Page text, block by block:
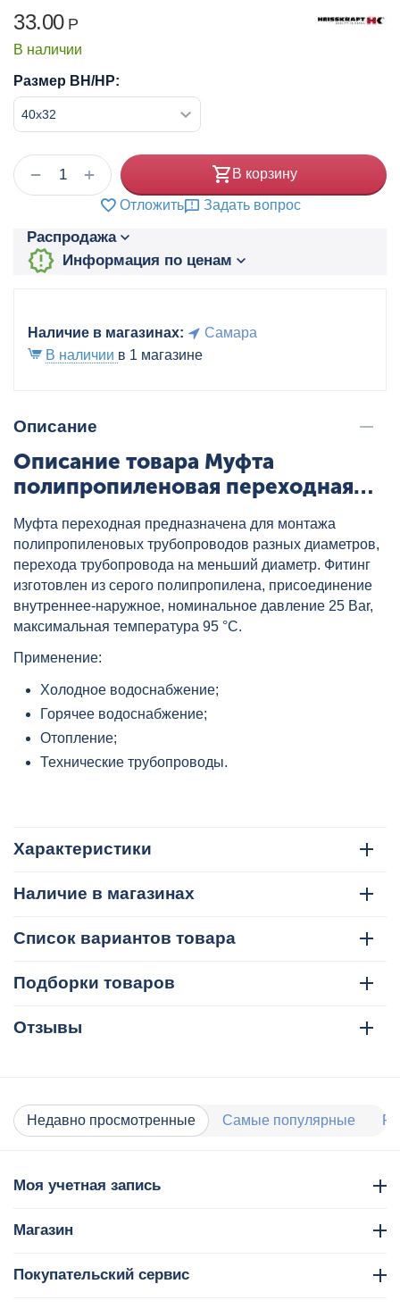
33.00 Р
В наличии
Размер ВН/НР:
+
− В корзину
Отложить Задать вопрос
Распродажа
Информация по ценам
Наличие в магазинах:
Самара
В наличии в 1 магазине
Описание
Описание товара Муфта
полипропиленовая переходная
артикул: 2034032
Муфта переходная предназначена для монтажа
полипропиленовых трубопроводов разных диаметров,
перехода трубопровода на меньший диаметр. Фитинг
изготовлен из серого полипропилена, присоединение
внутреннее-наружное, номинальное давление 25 Bar,
максимальная температура 95 °C.
Применение:
Холодное водоснабжение;
Горячее водоснабжение;
Отопление;
Технические трубопроводы.
Характеристики
Наличие в магазинах
Список вариантов товара
Подборки товаров
Отзывы
Недавно просмотренные Самые популярные
Моя учетная запись
Магазин
Покупательский сервис